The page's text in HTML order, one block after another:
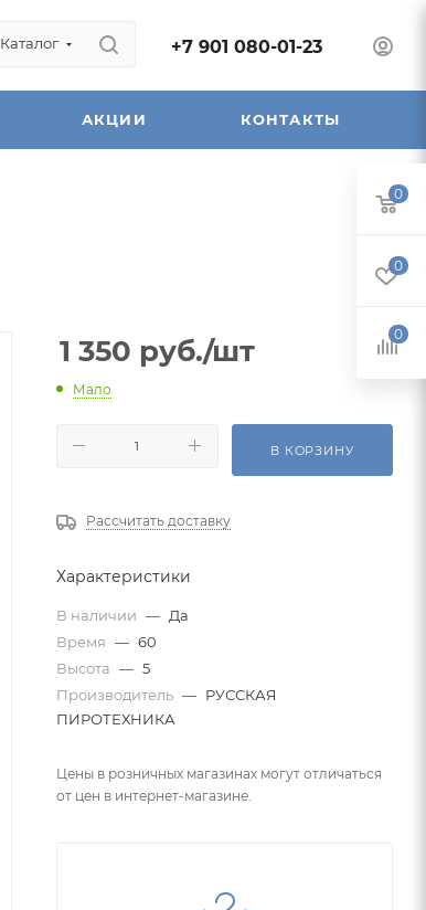
Каталог +7 901 080-01-23
АКЦИИ КОНТАКТЫ
1 350 руб./шт
Мало
В КОРЗИНУ
Рассчитать доставку
Характеристики
В наличии — Да
Время — 60
Высота — 5
Производитель — РУССКАЯ
ПИРОТЕХНИКА
Цены в розничных магазинах могут отличаться
от цен в интернет-магазине.
0
0
0